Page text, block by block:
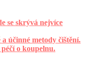
se skrývá nejvíce
účinné metody čištění.
o koupelnu.